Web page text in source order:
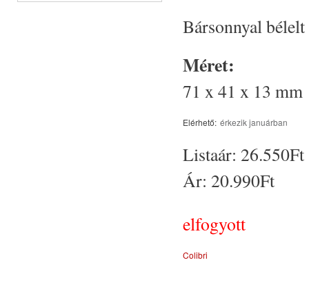
Bársonnyal
Méret:
71 x 41 x 13 mm
Elérhető: érkezik januárban
Listaár: 26.550Ft
Ár: 20.990Ft
elfogyott
Colibri